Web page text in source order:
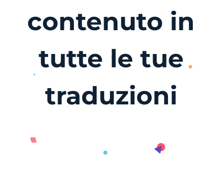
contenuto in
tutte le tue
traduzioni